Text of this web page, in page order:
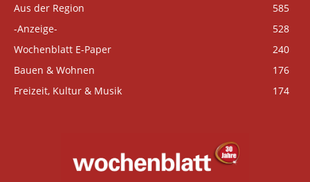
Aus der Region
585
-Anzeige-
528
Wochenblatt E-Paper
240
Bauen & Wohnen
176
Freizeit, Kultur & Musik
174